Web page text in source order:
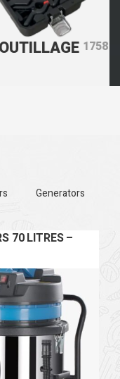
Generators
70 LITRES –